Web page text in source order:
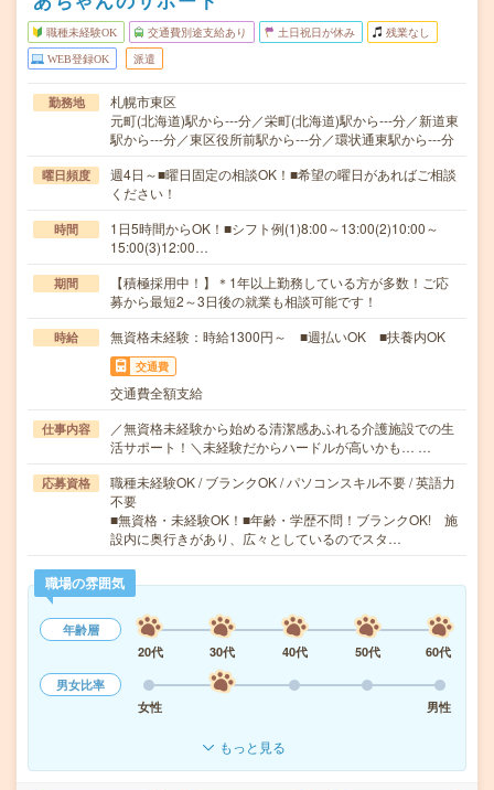
職種未経験OK 交通費別途支給あり 土日祝日が休み 残業なし
WEB登録OK 派遣
勤務地
札幌市東区
元町(北海道)駅から---分／栄町(北海道)駅から---分／新道東
駅から---分／東区役所前駅から---分／環状通東駅から---分
曜日頻度
週4日～■曜日固定の相談OK！■希望の曜日があればご相談
ください！
時間
1日5時間からOK！■シフト例(1)8:00～13:00(2)10:00～
15:00(3)12:00…
期間
【積極採用中！】＊1年以上勤務している方が多数！ご応
募から最短2～3日後の就業も相談可能です！
時給 無資格未経験：時給1300円～ ■週払いOK ■扶養内OK
交通費
交通費全額支給
仕事内容
／無資格未経験から始める清潔感あふれる介護施設での生
活サポート！＼未経験だからハードルが高いかも… …
応募資格
職種未経験OK / ブランクOK / パソコンスキル不要 / 英語力
不要
■無資格・未経験OK！■年齢・学歴不問！ブランクOK! 施
設内に奥行きがあり、広々としているのでスタ…
職場の雰囲気
年齢層
20代
30代 40代 50代
60代
男女比率
女性
男性
もっと見る